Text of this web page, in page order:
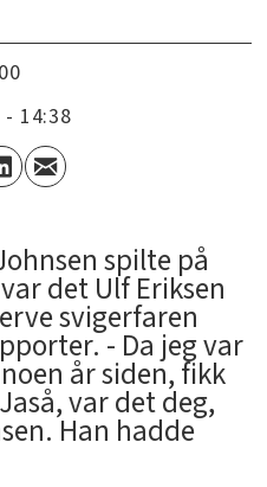
- 14:38
spilte på
det Ulf Eriksen
svigerfaren
- Da jeg var
år siden, fikk
var det deg,
Han hadde